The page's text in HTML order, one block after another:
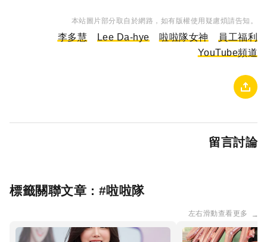
本站圖片部分取自於網路，如有版權使用疑慮煩請告知。
李多慧 Lee Da-hye 啦啦隊女神
員工福利
YouTube頻道
留言討論
標籤關聯文章 : #啦啦隊
左右滑動查看更多 →